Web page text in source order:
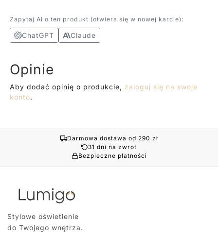
Zapytaj AI o ten produkt (otwiera się w nowej karcie):
ChatGPT Claude
Opinie
Aby dodać opinię o produkcie, zaloguj się na swoje
konto.
Darmowa dostawa od 290 zł
31 dni na zwrot
Bezpieczne płatności
Stylowe oświetlenie
do Twojego wnętrza.